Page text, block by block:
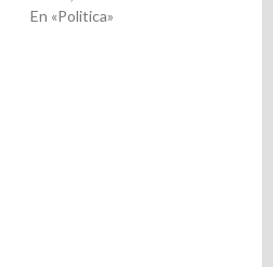
En «Politica»